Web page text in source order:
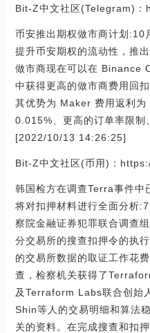
Bit-Z中文社区(Telegram)
币安推出期权做市商计划:10
提升币安期权的流动性，推
做市商现在可以在 Binance
中获得更高的做市商费用回
其优势为 Maker 费用返利
0.015%、更高的订单率限制
[2022/10/13 14:26:25]
Bit-Z中文社区(币用)：
韩国检方在调查Terra事件中
将对扣押材料进行全面分析
察院金融证券犯罪联合调查
分交易所的搜查扣押令的执
的交易所数据的取证工作花
查，检察机关获得了
及Terraform Labs联合创始
Shin等人的交易明细和算法
关的资料。在完成搜查和扣